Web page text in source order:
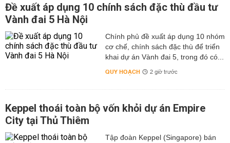
Đề xuất áp dụng 10 chính sách đặc thù đầu tư
Vành đai 5 Hà Nội
Chính phủ đề xuất áp dụng 10 nhóm
cơ chế, chính sách đặc thù để triển
khai dự án Vành đai 5, trong đó có...
QUY HOẠCH 2 giờ trước
Keppel thoái toàn bộ vốn khỏi dự án Empire
City tại Thủ Thiêm
Tập đoàn Keppel (Singapore) bán